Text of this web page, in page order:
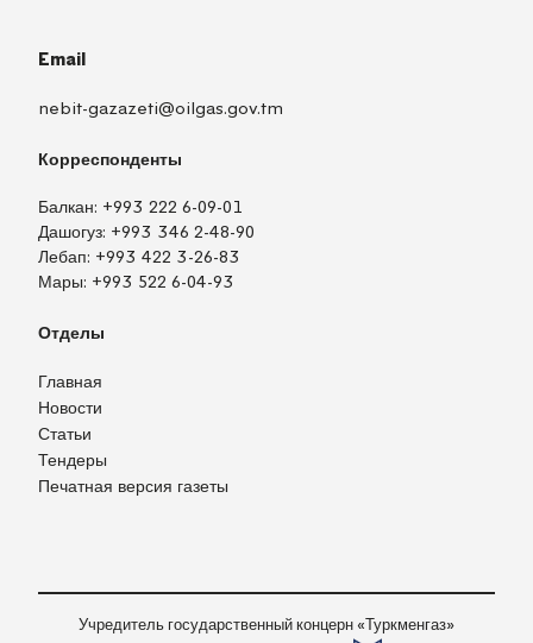
Email
nebit-gazazeti@oilgas.gov.tm
Корреспонденты
Балкан: +993 222 6-09-01
Дашогуз: +993 346 2-48-90
Лебап: +993 422 3-26-83
Мары: +993 522 6-04-93
Отделы
Главная
Новости
Статьи
Тендеры
Печатная версия газеты
Учредитель государственный концерн «Туркменгаз»